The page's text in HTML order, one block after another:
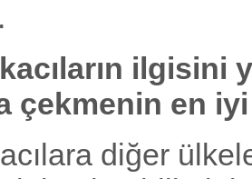
ilgisini
çekmenin en
diğer